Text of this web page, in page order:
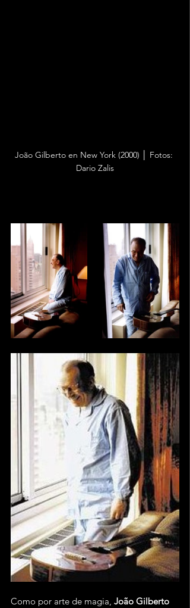
João Gilberto en New York (2000) │ Fotos:
Dario Zalis
Como por arte de magia, João Gilberto